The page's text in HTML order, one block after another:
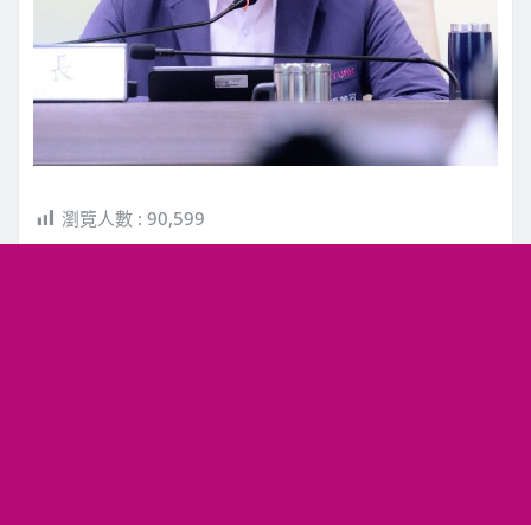
瀏覽人數 : 90,599